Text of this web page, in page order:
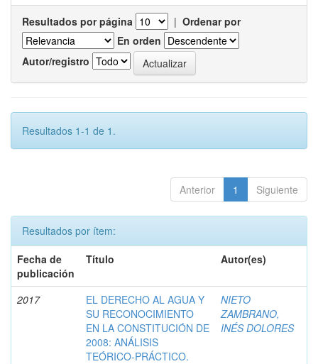
Resultados por página | Ordenar por
En orden
Autor/registro
Resultados 1-1 de 1.
Anterior 1 Siguiente
Resultados por ítem:
Fecha de
publicación
Título Autor(es)
2017
EL DERECHO AL AGUA Y
SU RECONOCIMIENTO
EN LA CONSTITUCIÓN DE
2008: ANÁLISIS
TEÓRICO-PRÁCTICO.
NIETO
ZAMBRANO,
INÉS DOLORES